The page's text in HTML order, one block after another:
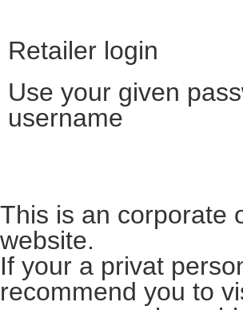
Retailer login
Use your given
username
This is an corporate
website.
If your a privat
recommend you to